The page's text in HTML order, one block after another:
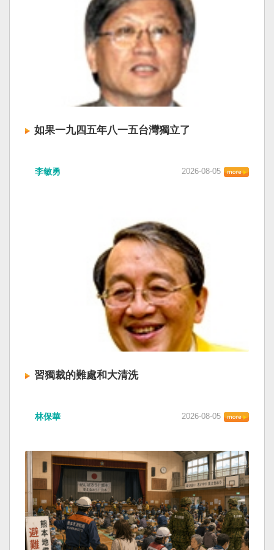
如果一九四五年八一五台灣獨立了
李敏勇 2026-08-05
習獨裁的難處和大清洗
林保華 2026-08-05